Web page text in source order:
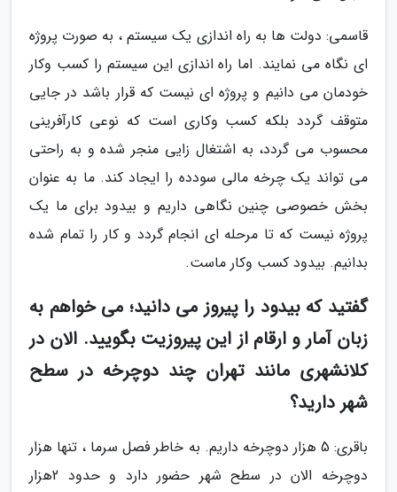
قاسمی: دولت ها به راه اندازی یک سیستم ، به صورت پروژه
ای نگاه می نمایند. اما راه اندازی این سیستم را کسب وکار
خودمان می دانیم و پروژه ای نیست که قرار باشد در جایی
متوقف گردد بلکه کسب وکاری است که نوعی کارآفرینی
محسوب می گردد، به اشتغال زایی منجر شده و به راحتی
می تواند یک چرخه مالی سودده را ایجاد کند. ما به عنوان
بخش خصوصی چنین نگاهی داریم و بیدود برای ما یک
پروژه نیست که تا مرحله ای انجام گردد و کار را تمام شده
بدانیم. بیدود کسب وکار ماست.
گفتید که بیدود را پیروز می دانید؛ می خواهم به
زبان آمار و ارقام از این پیروزیت بگویید. الان در
کلانشهری مانند تهران چند دوچرخه در سطح
شهر دارید؟
باقری: 5 هزار دوچرخه داریم. به خاطر فصل سرما ، تنها هزار
دوچرخه الان در سطح شهر حضور دارد و حدود 2هزار